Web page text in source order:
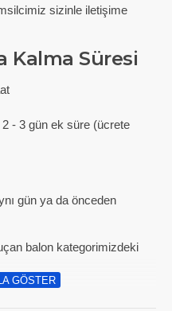
sizinle iletişime
Kalma Süresi
- 3 gün ek süre (ücrete
gün ya da önceden
balon kategorimizdeki